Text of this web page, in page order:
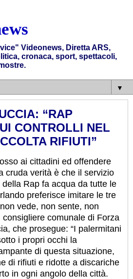
Videonews, Diretta ARS,
cronaca, sport, spettacoli,
▼
“RAP
CONTROLLI NEL
RIFIUTI”
ai cittadini ed offendere
cruda verità è che il servizio
Rap fa acqua da tutte le
preferisce imitare le tre
vede, non sente, non
consigliere comunale di Forza
che prosegue: “I palermitani
i propri occhi la
di questa situazione,
di rifiuti e ridotte a discariche
in ogni angolo della città.